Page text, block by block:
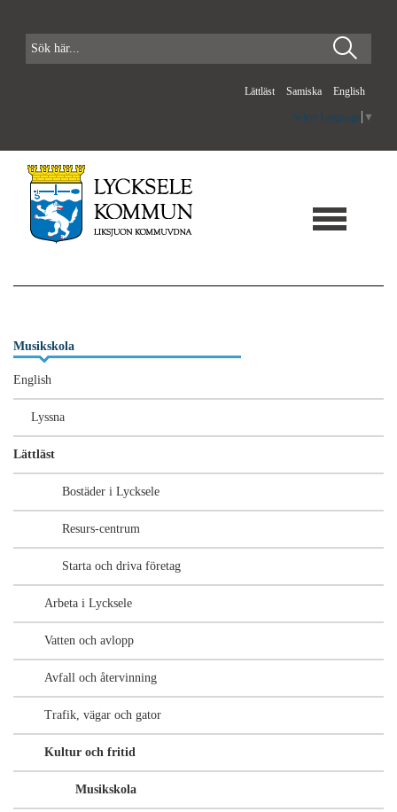
Lättläst Samiska English
Select Language ▼
Musikskola
English
Lyssna
Lättläst
Bostäder i Lycksele
Resurs-centrum
Starta och driva företag
Arbeta i Lycksele
Vatten och avlopp
Avfall och återvinning
Trafik, vägar och gator
Kultur och fritid
Musikskola